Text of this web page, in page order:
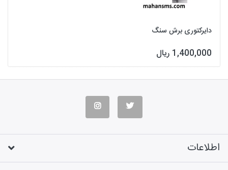
دایرکتوری برش سنگ
1,400,000 ریال
اطلاعات